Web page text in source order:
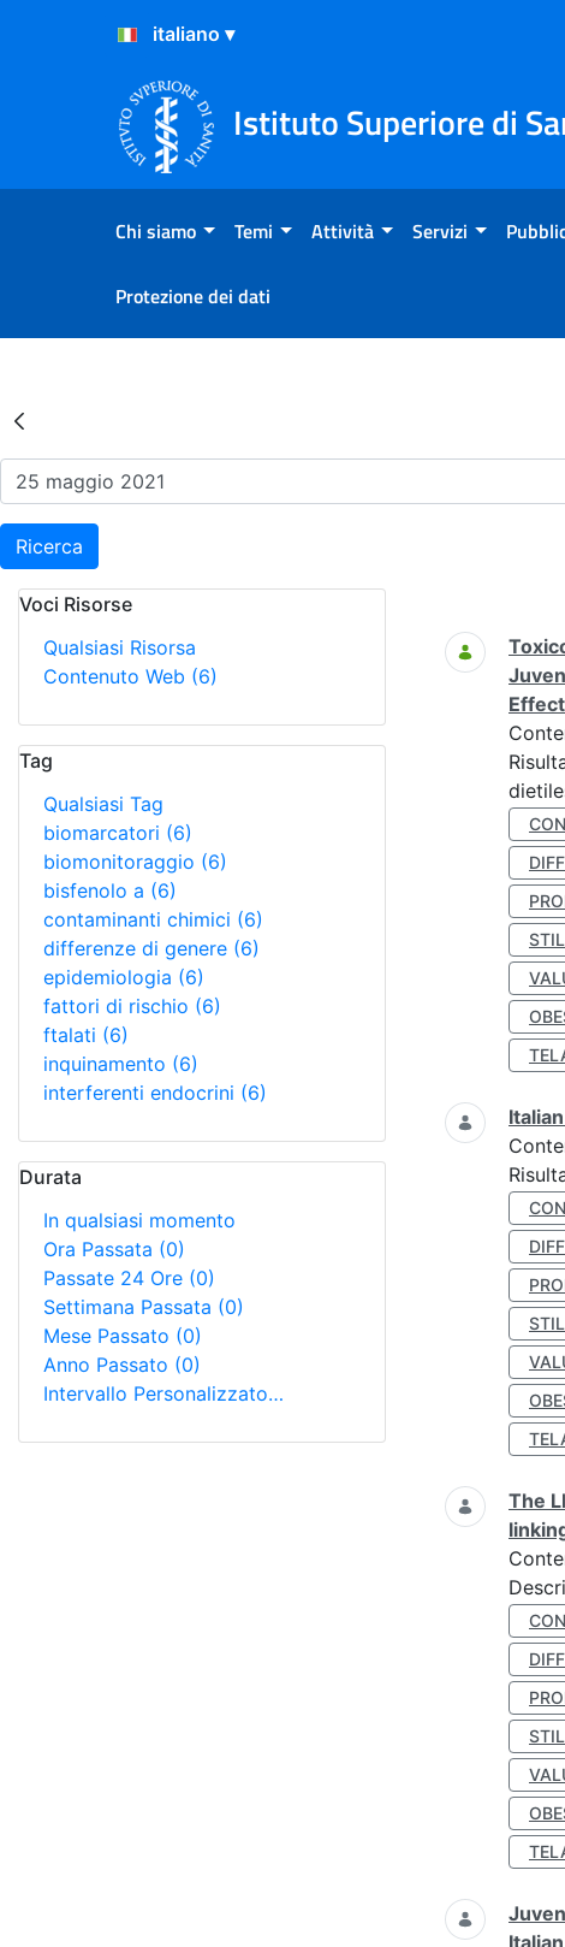
Salta al Contenuto
Salta al Footer
Istituto Superiore di
Chi siamo Temi Attività Servizi
Protezione dei dati
Risultati della Ricerca - Eventi
Ricerca
Voci Risorse
Qualsiasi Risorsa
Contenuto Web (6)
Tag
Qualsiasi Tag
biomarcatori (6)
biomonitoraggio (6)
bisfenolo a (6)
contaminanti chimici (6)
differenze di genere (6)
epidemiologia (6)
fattori di rischio (6)
ftalati (6)
inquinamento (6)
interferenti endocrini (6)
Durata
In qualsiasi momento
Ora Passata (0)
Passate 24 Ore (0)
Settimana Passata (0)
Mese Passato (0)
Anno Passato (0)
Intervallo Personalizzato…
Ricerca
The